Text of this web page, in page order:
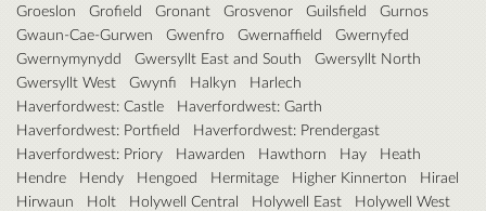
Groeslon
Grofield Gronant Grosvenor Guilsfield
Gurnos
Gwaun-Cae-Gurwen
Gwenfro Gwernaffield
Gwernyfed
Gwernymynydd
Gwersyllt East and South
Gwersyllt North
Gwersyllt West
Gwynfi Halkyn
Harlech
Haverfordwest: Castle
Haverfordwest: Garth
Haverfordwest: Portfield
Haverfordwest: Prendergast
Haverfordwest: Priory
Hawarden Hawthorn Hay
Heath
Hendre
Hendy Hengoed Hermitage Higher Kinnerton
Hirael
Hirwaun
Holt Holywell Central Holywell East
Holywell West